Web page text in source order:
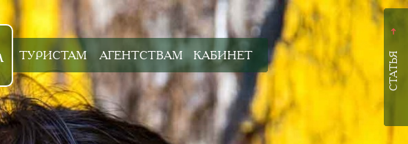
ТУРИСТАМ АГЕНТСТВАМ КАБИНЕТ
➜
СТАТЬЯ